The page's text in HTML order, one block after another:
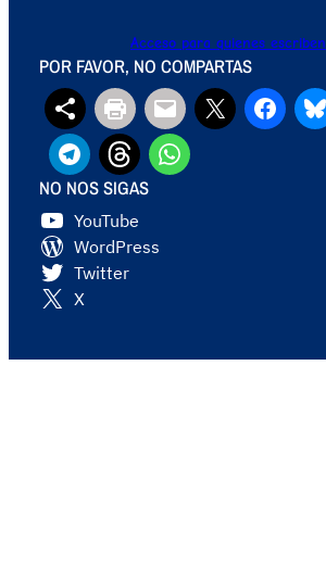
Acceso para quienes escriben
POR FAVOR, NO COMPARTAS
NO NOS SIGAS
YouTube
WordPress
Twitter
X